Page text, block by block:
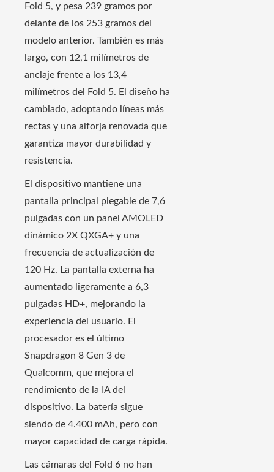
Fold 5, y pesa 239 gramos por
delante de los 253 gramos del
modelo anterior. También es más
largo, con 12,1 milímetros de
anclaje frente a los 13,4
milímetros del Fold 5. El diseño ha
cambiado, adoptando líneas más
rectas y una alforja renovada que
garantiza mayor durabilidad y
resistencia.
El dispositivo mantiene una
pantalla principal plegable de 7,6
pulgadas con un panel AMOLED
dinámico 2X QXGA+ y una
frecuencia de actualización de
120 Hz. La pantalla externa ha
aumentado ligeramente a 6,3
pulgadas HD+, mejorando la
experiencia del usuario. El
procesador es el último
Snapdragon 8 Gen 3 de
Qualcomm, que mejora el
rendimiento de la IA del
dispositivo. La batería sigue
siendo de 4.400 mAh, pero con
mayor capacidad de carga rápida.
Las cámaras del Fold 6 no han